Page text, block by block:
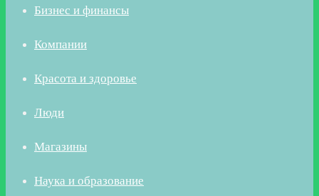
Бизнес и финансы
Компании
Красота и здоровье
Люди
Магазины
Наука и образование